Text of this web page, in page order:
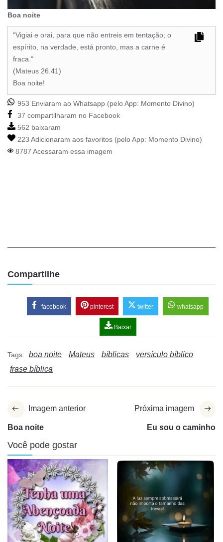
Boa noite
"Vigiai e orai, para que não entreis em tentação; o
espírito, na verdade, está pronto, mas a carne é
fraca."
(Mateus 26.41)
Boa noite!
953 Enviaram ao Whatsapp (pelo App: Momento Divino)
37 compartilharam no Facebook
562 baixaram
223 Adicionaram aos favoritos (pelo App: Momento Divino)
8787 Acessaram essa imagem
Compartilhe
facebook pinterest twitter whatsapp
Baixar
Tags: boa noite Mateus bíblicas
versículo bíblico
frase bíblica
Imagem anterior
Boa noite
Próxima imagem
Eu sou o caminho
Você pode gostar